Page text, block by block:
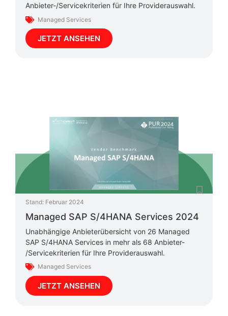
Anbieter-/Servicekriterien für Ihre Providerauswahl.
Managed Services
JETZT ANSEHEN
Stand: Februar 2024
Managed SAP S/4HANA Services 2024
Unabhängige Anbieterübersicht von 26 Managed
SAP S/4HANA Services in mehr als 68 Anbieter-
/Servicekriterien für Ihre Providerauswahl.
Managed Services
JETZT ANSEHEN